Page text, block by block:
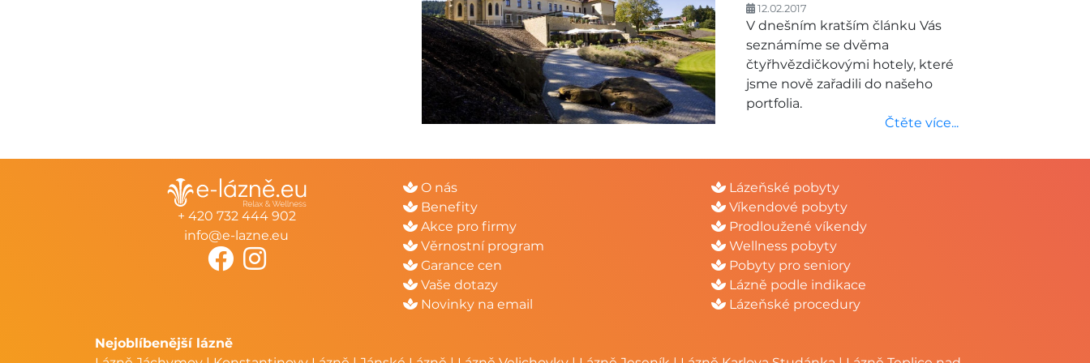
12.02.2017
V dnešním kratším článku Vás
seznámíme se dvěma
čtyřhvězdičkovými hotely, které
jsme nově zařadili do našeho
portfolia.
Čtěte více...
+ 420 732 444 902
info@e-lazne.eu
O nás
Benefity
Akce pro firmy
Věrnostní program
Garance cen
Vaše dotazy
Novinky na email
Lázeňské pobyty
Víkendové pobyty
Prodloužené víkendy
Wellness pobyty
Pobyty pro seniory
Lázně podle indikace
Lázeňské procedury
Nejoblíbenější lázně